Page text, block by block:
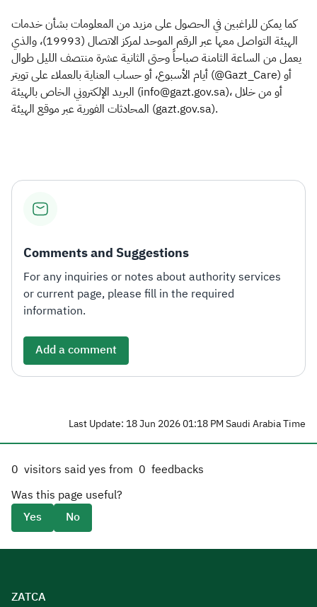
كما يمكن للراغبين في الحصول على مزيد من المعلومات بشأن خدمات
الهيئة التواصل معها عبر الرقم الموحد لمركز الاتصال (19993)، والذي
يعمل من الساعة الثامنة صباحاً وحتى الثانية عشرة منتصف الليل طوال
أيام الأسبوع، أو حساب العناية بالعملاء على تويتر (@Gazt_Care) أو
البريد الإلكتروني الخاص بالهيئة (info@gazt.gov.sa)، أو من خلال
المحادثات الفورية عبر موقع الهيئة (gazt.gov.sa).
Comments and Suggestions
For any inquiries or notes about authority services
or current page, please fill in the required
information.
Add a comment
Last Update: 18 Jun 2026 01:18 PM Saudi Arabia Time
0 visitors said yes from 0 feedbacks
Was this page useful?
Yes
No
ZATCA